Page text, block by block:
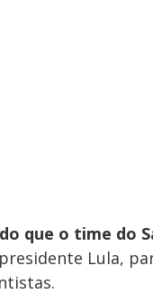
que o time do
Lula,